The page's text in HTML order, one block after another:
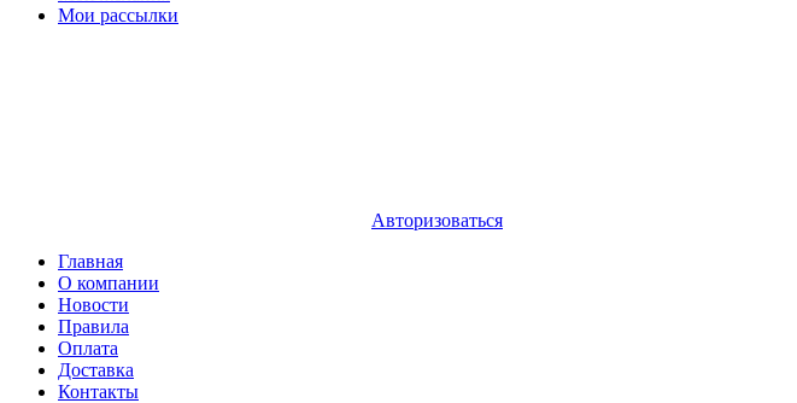
Мои рассылки
Авторизоваться
Главная
О компании
Новости
Правила
Оплата
Доставка
Контакты